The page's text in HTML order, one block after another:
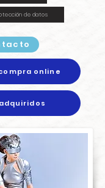
de datos
online